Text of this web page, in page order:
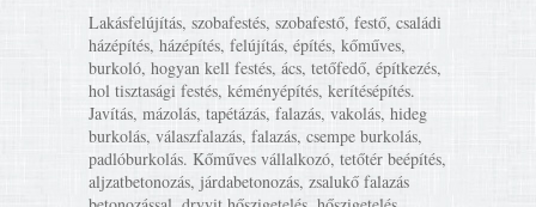
Lakásfelújítás, szobafestés, szobafestő, festő, családi
házépítés, házépítés, felújítás, építés, kőműves,
burkoló, hogyan kell festés, ács, tetőfedő, építkezés,
hol tisztasági festés, kéményépítés, kerítésépítés.
Javítás, mázolás, tapétázás, falazás, vakolás, hideg
burkolás, válaszfalazás, falazás, csempe burkolás,
padlóburkolás. Kőműves vállalkozó, tetőtér beépítés,
aljzatbetonozás, járdabetonozás, zsalukő falazás